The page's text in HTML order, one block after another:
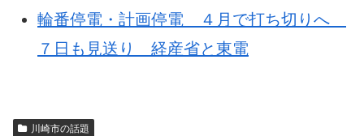
輪番停電・計画停電 ４月で打ち切りへ
７日も見送り 経産省と東電
川崎市の話題